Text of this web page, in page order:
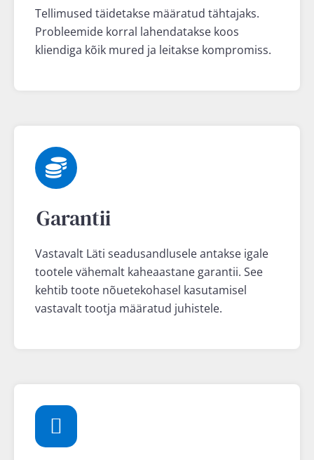
Tellimused täidetakse määratud tähtajaks.
Probleemide korral lahendatakse koos
kliendiga kõik mured ja leitakse kompromiss.
Garantii
Vastavalt Läti seadusandlusele antakse igale
tootele vähemalt kaheaastane garantii. See
kehtib toote nõuetekohasel kasutamisel
vastavalt tootja määratud juhistele.